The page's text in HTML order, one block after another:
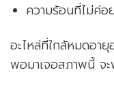
ความร้อนที่ไม่ค่อ
อะไหล่ที่ใกล้หมดอา
พอมาเจอสภาพนี้ จะ